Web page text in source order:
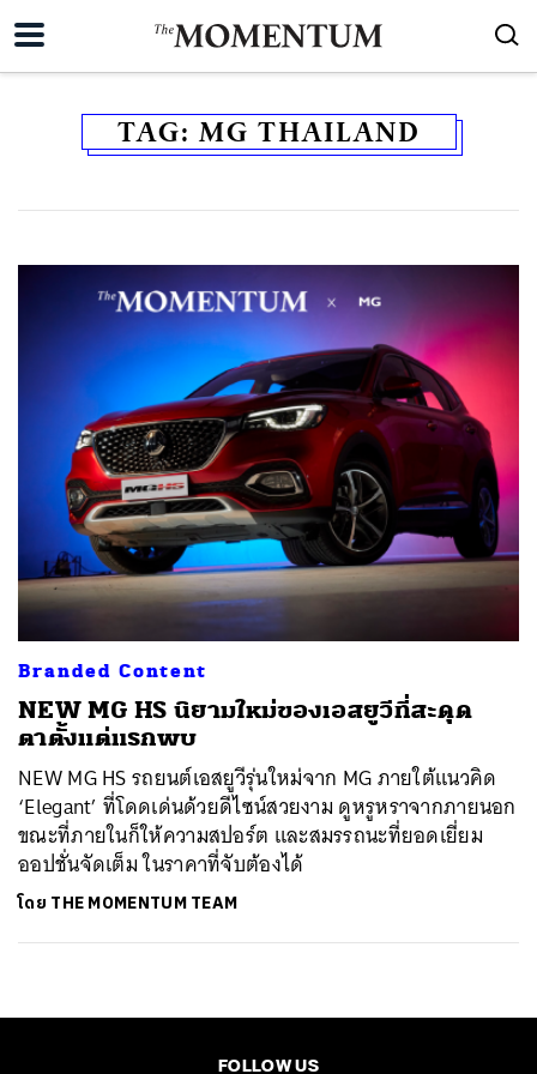
TAG: MG THAILAND
Branded Content
NEW MG HS นิยามใหม่ของเอสยูวีที่สะดุด
ตาตั้งแต่แรกพบ
NEW MG HS รถยนต์เอสยูวีรุ่นใหม่จาก MG ภายใต้แนวคิด
‘Elegant’ ที่โดดเด่นด้วยดีไซน์สวยงาม ดูหรูหราจากภายนอก
ขณะที่ภายในก็ให้ความสปอร์ต และสมรรถนะที่ยอดเยี่ยม
ออปชั่นจัดเต็ม ในราคาที่จับต้องได้
โดย THE MOMENTUM TEAM
FOLLOW US
ค้นหา
TWEET